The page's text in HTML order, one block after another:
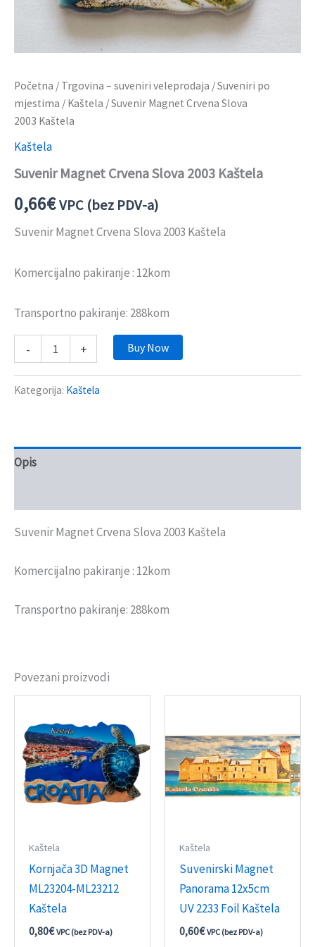
Početna / Trgovina – suveniri veleprodaja /Suveniri po
mjestima / Kaštela / Suvenir Magnet Crvena Slova
2003 Kaštela
Kaštela
Suvenir Magnet Crvena Slova 2003 Kaštela
0,66€VPC (bez PDV-a)
Suvenir Magnet Crvena Slova 2003 Kaštela
Komercijalno pakiranje : 12kom
Transportno pakiranje: 288kom
- + Buy Now
Kategorija: Kaštela
Opis
Suvenir Magnet Crvena Slova 2003 Kaštela
Komercijalno pakiranje : 12kom
Transportno pakiranje: 288kom
Povezani proizvodi
Kaštela
Kornjača 3D Magnet
ML23204-ML23212
Kaštela
0,80€ VPC (bez PDV-a)
Kaštela
Suvenirski Magnet
Panorama 12x5cm
UV 2233 Foil Kaštela
0,60€ VPC (bez PDV-a)